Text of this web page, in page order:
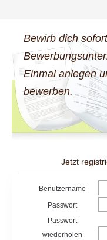
Bewirb dich
Einmal anlegen
bewerben.
Jetzt
Benutzername
Passwort
Passwort
wiederholen